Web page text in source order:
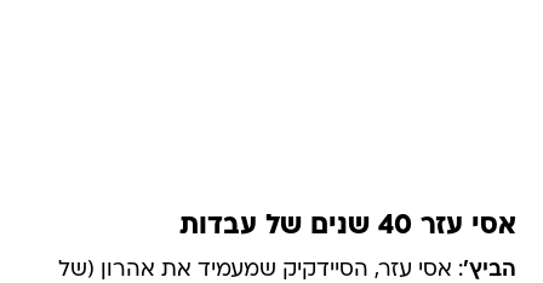
אסי עזר 40 שנים של עבדות
הביץ': אסי עזר, הסיידקיק שמעמיד את אהרון (של